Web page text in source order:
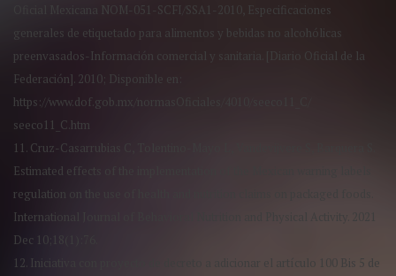
Oficial Mexicana NOM-051-SCFI/SSA1-2010, Especificaciones
generales de etiquetado para alimentos y bebidas no alcohólicas
preenvasados-Información comercial y sanitaria. [Diario Oficial de la
Federación]. 2010; Disponible en:
https://www.dof.gob.mx/normasOficiales/4010/seeco11_C/
seeco11_C.htm
11. Cruz-Casarrubias C, Tolentino-Mayo L, Vandevijvere S, Barquera S.
Estimated effects of the implementation of the Mexican warning labels
regulation on the use of health and nutrition claims on packaged foods.
International Journal of Behavioral Nutrition and Physical Activity. 2021
Dec 10;18(1):76.
12. Iniciativa con proyecto de decreto a adicionar el artículo 100 Bis 5 de